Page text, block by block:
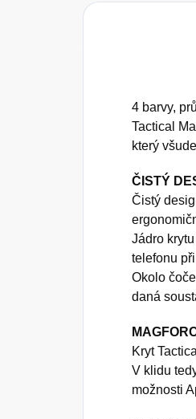
4 barvy,
Tactical
který
ČISTÝ
Čistý
Jádro
telefonu
Okolo
daná
Kryt
V klidu
možnosti